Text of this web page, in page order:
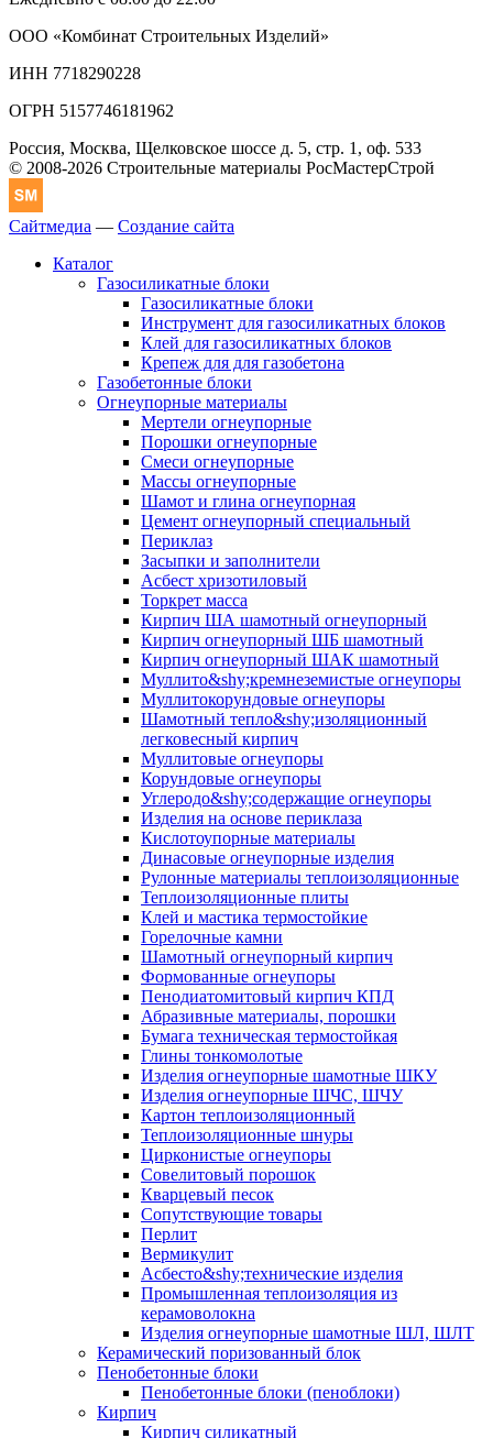
ООО «Комбинат Строительных Изделий»
ИНН 7718290228
ОГРН 5157746181962
Россия, Москва, Щелковское шоссе д. 5, стр. 1, оф. 533
© 2008-2026 Строительные материалы РосМастерСтрой
Сайтмедиа — Создание сайта
Каталог
Газосиликатные блоки
Газосиликатные блоки
Инструмент для газосиликатных блоков
Клей для газосиликатных блоков
Крепеж для для газобетона
Газобетонные блоки
Огнеупорные материалы
Мертели огнеупорные
Порошки огнеупорные
Смеси огнеупорные
Массы огнеупорные
Шамот и глина огнеупорная
Цемент огнеупорный специальный
Периклаз
Засыпки и заполнители
Асбест хризотиловый
Торкрет масса
Кирпич ША шамотный огнеупорный
Кирпич огнеупорный ШБ шамотный
Кирпич огнеупорный ШАК шамотный
Муллито&shy;­кремнеземистые огнеупоры
Муллито­корундовые огнеупоры
Шамотный тепло&shy;изоляционный
легковесный кирпич
Муллитовые огнеупоры
Корундовые огнеупоры
Углеродо&shy;содержащие огнеупоры
Изделия на основе периклаза
Кислотоупорные материалы
Динасовые огнеупорные изделия
Рулонные материалы теплоизоляционные
Тепло­изоляционные плиты
Клей и мастика термостойкие
Горелочные камни
Шамотный огнеупорный кирпич
Формованные огнеупоры
Пенодиатомитовый кирпич КПД
Абразивные материалы, порошки
Бумага техническая термостойкая
Глины тонкомолотые
Изделия огнеупорные шамотные ШКУ
Изделия огнеупорные ШЧС, ШЧУ
Картон теплоизоляционный
Теплоизоляционные шнуры
Цирконистые огнеупоры
Совелитовый порошок
Кварцевый песок
Сопутствующие товары
Перлит
Вермикулит
Асбесто&shy;технические изделия
Промышленная теплоизоляция из
керамоволокна
Изделия огнеупорные шамотные ШЛ, ШЛТ
Керамический поризованный блок
Пенобетонные блоки
Пенобетонные блоки (пеноблоки)
Кирпич
Кирпич силикатный